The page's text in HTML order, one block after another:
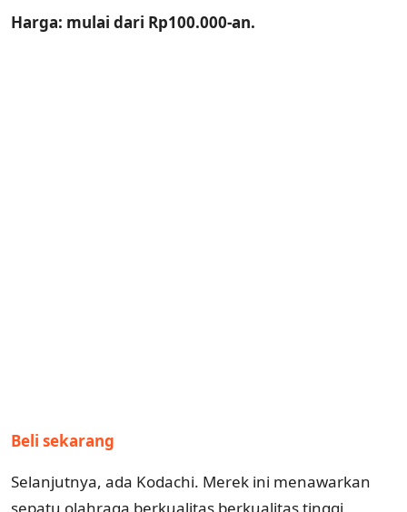
Harga: mulai dari Rp100.000-an.
Beli sekarang
Selanjutnya, ada Kodachi. Merek ini menawarkan